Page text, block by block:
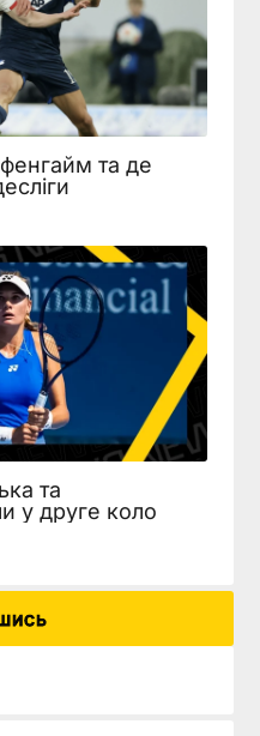
та де
та
у друге коло